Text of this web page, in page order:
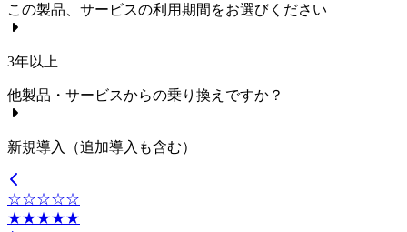
この製品、サービスの利用期間をお選びください
3年以上
他製品・サービスからの乗り換えですか？
新規導入（追加導入も含む）
☆☆☆☆☆
★★★★★